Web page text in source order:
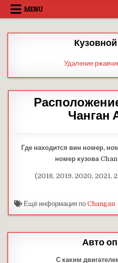
Skip
MENU
Удаление
Чанган
Где находится вин номер,
номер кузова
(2018, 2019, 2020, 2021,
Ещё информация поChangan
Авто
С каким